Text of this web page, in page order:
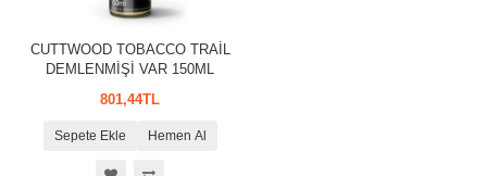
CUTTWOOD TOBACCO TRAİL
DEMLENMİŞİ VAR 150ML
801,44TL
Sepete Ekle Hemen Al